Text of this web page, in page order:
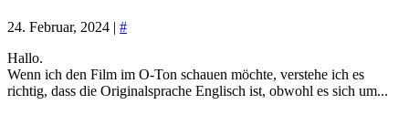
24. Februar, 2024 | #
Hallo.
Wenn ich den Film im O-Ton schauen möchte, verstehe ich es
richtig, dass die Originalsprache Englisch ist, obwohl es sich um...